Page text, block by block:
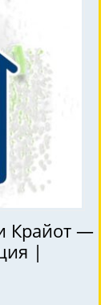
Крайот —
|